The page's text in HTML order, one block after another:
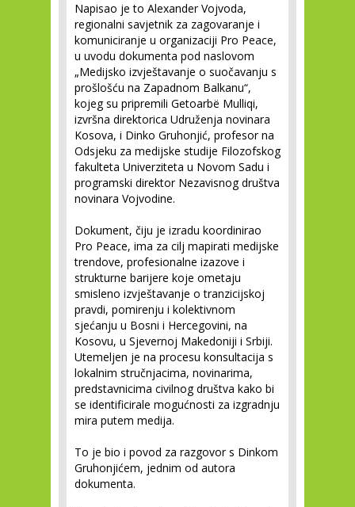
Napisao je to Alexander Vojvoda,
regionalni savjetnik za zagovaranje i
komuniciranje u organizaciji Pro Peace,
u uvodu dokumenta pod naslovom
„Medijsko izvještavanje o suočavanju s
prošlošću na Zapadnom Balkanu“,
kojeg su pripremili Getoarbë Mulliqi,
izvršna direktorica Udruženja novinara
Kosova, i Dinko Gruhonjić, profesor na
Odsjeku za medijske studije Filozofskog
fakulteta Univerziteta u Novom Sadu i
programski direktor Nezavisnog društva
novinara Vojvodine.
Dokument, čiju je izradu koordinirao
Pro Peace, ima za cilj mapirati medijske
trendove, profesionalne izazove i
strukturne barijere koje ometaju
smisleno izvještavanje o tranzicijskoj
pravdi, pomirenju i kolektivnom
sjećanju u Bosni i Hercegovini, na
Kosovu, u Sjevernoj Makedoniji i Srbiji.
Utemeljen je na procesu konsultacija s
lokalnim stručnjacima, novinarima,
predstavnicima civilnog društva kako bi
se identificirale mogućnosti za izgradnju
mira putem medija.
To je bio i povod za razgovor s Dinkom
Gruhonjićem, jednim od autora
dokumenta.